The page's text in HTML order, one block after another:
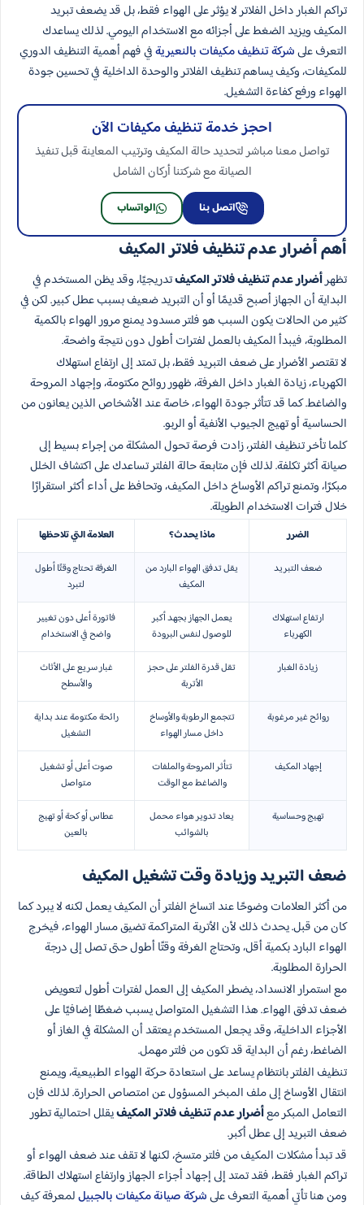
تراكم الغبار داخل الفلاتر لا يؤثر على الهواء فقط، بل قد يضعف تبريد
المكيف ويزيد الضغط على أجزائه مع الاستخدام اليومي. لذلك يساعدك
التعرف علىشركة تنظيف مكيفات بالنعيريةفي فهم أهمية التنظيف الدوري
للمكيفات، وكيف يساهم تنظيف الفلاتر والوحدة الداخلية في تحسين جودة
الهواء ورفع كفاءة التشغيل.
احجز خدمة تنظيف مكيفات الآن
تواصل معنا مباشر لتحديد حالة المكيف وترتيب المعاينة قبل تنفيذ
الصيانة مع شركتنا أركان الشامل
اتصل بنا الواتساب
أهم أضرار عدم تنظيف فلاتر المكيف
تظهرأضرار عدم تنظيف فلاتر المكيفتدريجيًا، وقد يظن المستخدم في
البداية أن الجهاز أصبح قديمًا أو أن التبريد ضعيف بسبب عطل كبير. لكن في
كثير من الحالات يكون السبب هو فلتر مسدود يمنع مرور الهواء بالكمية
المطلوبة، فيبدأ المكيف بالعمل لفترات أطول دون نتيجة واضحة.
لا تقتصر الأضرار على ضعف التبريد فقط، بل تمتد إلى ارتفاع استهلاك
الكهرباء، زيادة الغبار داخل الغرفة، ظهور روائح مكتومة، وإجهاد المروحة
والضاغط. كما قد تتأثر جودة الهواء، خاصة عند الأشخاص الذين يعانون من
الحساسية أو تهيج الجيوب الأنفية أو الربو.
كلما تأخر تنظيف الفلتر، زادت فرصة تحول المشكلة من إجراء بسيط إلى
صيانة أكثر تكلفة. لذلك فإن متابعة حالة الفلتر تساعدك على اكتشاف الخلل
مبكرًا، وتمنع تراكم الأوساخ داخل المكيف، وتحافظ على أداء أكثر استقرارًا
خلال فترات الاستخدام الطويلة.
الضرر ماذا يحدث؟
العلامة التي تلاحظها
ضعف التبريد
يقل تدفق الهواء البارد من
المكيف
الغرفة تحتاج وقتًا أطول
لتبرد
ارتفاع استهلاك
الكهرباء
يعمل الجهاز بجهد أكبر
للوصول لنفس البرودة
فاتورة أعلى دون تغيير
واضح في الاستخدام
زيادة الغبار
تقل قدرة الفلتر على حجز
الأتربة
غبار سريع على الأثاث
والأسطح
روائح غير مرغوبة
تتجمع الرطوبة والأوساخ
داخل مسار الهواء
رائحة مكتومة عند بداية
التشغيل
إجهاد المكيف
تتأثر المروحة والملفات
والضاغط مع الوقت
صوت أعلى أو تشغيل
متواصل
تهيج وحساسية
يعاد تدوير هواء محمل
بالشوائب
عطاس أو كحة أو تهيج
بالعين
ضعف التبريد وزيادة وقت تشغيل المكيف
من أكثر العلامات وضوحًا عند اتساخ الفلتر أن المكيف يعمل لكنه لا يبرد كما
كان من قبل. يحدث ذلك لأن الأتربة المتراكمة تضيق مسار الهواء، فيخرج
الهواء البارد بكمية أقل، وتحتاج الغرفة وقتًا أطول حتى تصل إلى درجة
الحرارة المطلوبة.
مع استمرار الانسداد، يضطر المكيف إلى العمل لفترات أطول لتعويض
ضعف تدفق الهواء. هذا التشغيل المتواصل يسبب ضغطًا إضافيًا على
الأجزاء الداخلية، وقد يجعل المستخدم يعتقد أن المشكلة في الغاز أو
الضاغط، رغم أن البداية قد تكون من فلتر مهمل.
تنظيف الفلتر بانتظام يساعد على استعادة حركة الهواء الطبيعية، ويمنع
انتقال الأوساخ إلى ملف المبخر المسؤول عن امتصاص الحرارة. لذلك فإن
التعامل المبكر معأضرار عدم تنظيف فلاتر المكيفيقلل احتمالية تطور
ضعف التبريد إلى عطل أكبر.
قد تبدأ مشكلات المكيف من فلتر متسخ، لكنها لا تقف عند ضعف الهواء أو
تراكم الغبار فقط، فقد تمتد إلى إجهاد أجزاء الجهاز وارتفاع استهلاك الطاقة.
ومن هنا تأتي أهمية التعرف علىشركة صيانة مكيفات بالجبيللمعرفة كيف